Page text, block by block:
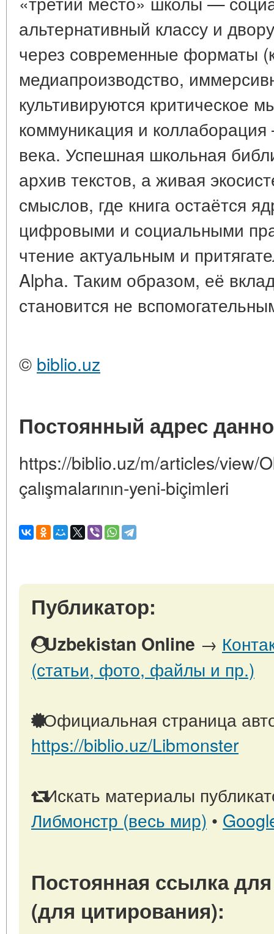
альтернативный классу и
через современные форматы
медиапроизводство,
культивируются критическое
коммуникация и
века. Успешная школьная
архив текстов, а живая
смыслов, где книга остаётся
цифровыми и социальными
чтение актуальным и
Alpha. Таким образом, её
становится не
© biblio.uz
Постоянный адрес
https://biblio.uz/m/articles/view/
çalışmalarının-yeni-biçimleri
Публикатор:
Uzbekistan Online →
(статьи, фото, файлы и пр.)
Официальная страница
https://biblio.uz/Libmonster
Искать материалы
Либмонстр (весь мир) •
Постоянная ссылка
(для цитирования):